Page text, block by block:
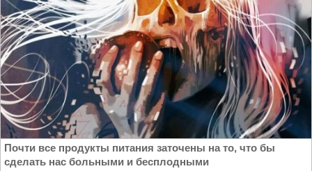
Почти все продукты питания заточены на то, что бы
сделать нас больными и бесплодными